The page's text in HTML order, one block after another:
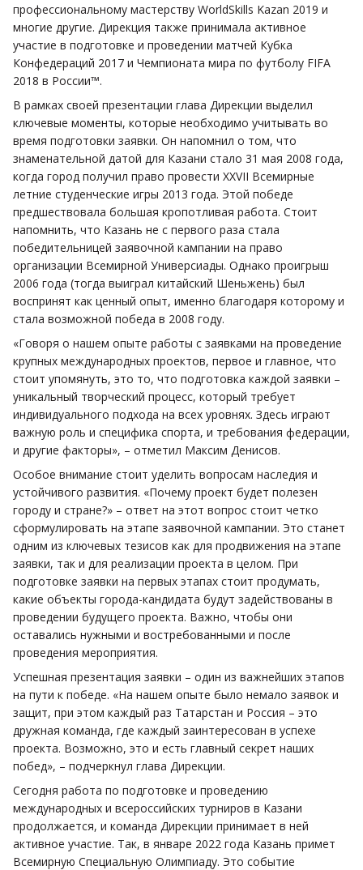
профессиональному мастерству WorldSkills Kazan 2019 и
многие другие. Дирекция также принимала активное
участие в подготовке и проведении матчей Кубка
Конфедераций 2017 и Чемпионата мира по футболу FIFA
2018 в России™.
В рамках своей презентации глава Дирекции выделил
ключевые моменты, которые необходимо учитывать во
время подготовки заявки. Он напомнил о том, что
знаменательной датой для Казани стало 31 мая 2008 года,
когда город получил право провести XXVII Всемирные
летние студенческие игры 2013 года. Этой победе
предшествовала большая кропотливая работа. Стоит
напомнить, что Казань не с первого раза стала
победительницей заявочной кампании на право
организации Всемирной Универсиады. Однако проигрыш
2006 года (тогда выиграл китайский Шеньжень) был
воспринят как ценный опыт, именно благодаря которому и
стала возможной победа в 2008 году.
«Говоря о нашем опыте работы с заявками на проведение
крупных международных проектов, первое и главное, что
стоит упомянуть, это то, что подготовка каждой заявки –
уникальный творческий процесс, который требует
индивидуального подхода на всех уровнях. Здесь играют
важную роль и специфика спорта, и требования федерации,
и другие факторы», – отметил Максим Денисов.
Особое внимание стоит уделить вопросам наследия и
устойчивого развития. «Почему проект будет полезен
городу и стране?» – ответ на этот вопрос стоит четко
сформулировать на этапе заявочной кампании. Это станет
одним из ключевых тезисов как для продвижения на этапе
заявки, так и для реализации проекта в целом. При
подготовке заявки на первых этапах стоит продумать,
какие объекты города-кандидата будут задействованы в
проведении будущего проекта. Важно, чтобы они
оставались нужными и востребованными и после
проведения мероприятия.
Успешная презентация заявки – один из важнейших этапов
на пути к победе. «На нашем опыте было немало заявок и
защит, при этом каждый раз Татарстан и Россия – это
дружная команда, где каждый заинтересован в успехе
проекта. Возможно, это и есть главный секрет наших
побед», – подчеркнул глава Дирекции.
Сегодня работа по подготовке и проведению
международных и всероссийских турниров в Казани
продолжается, и команда Дирекции принимает в ней
активное участие. Так, в январе 2022 года Казань примет
Всемирную Специальную Олимпиаду. Это событие